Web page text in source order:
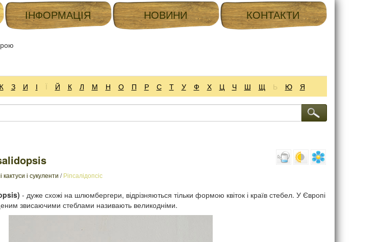
ІНФОРМАЦІЯ НОВИНИ КОНТАКТИ
З И І Ї Й К Л М Н О П Р С Т У Ф Х Ц Ч Ш Щ Ь Ю Я
кактуси і сукуленти /Ріпсалідопсіс
- дуже схожі на шлюмбергери, відрізняються тільки формою квіток і країв стебел. У Європі
звисаючими стеблами називають великодніми.